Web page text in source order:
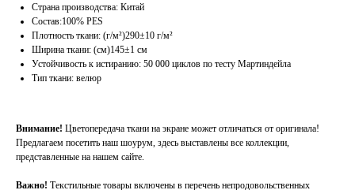
Страна производства: Китай
Состав:100% PES
Плотность ткани: (г/м²)290±10 г/м²
Ширина ткани: (см)145±1 см
Устойчивость к истиранию: 50 000 циклов по тесту Мартиндейла
Тип ткани: велюр
Внимание! Цветопередача ткани на экране может отличаться от оригинала!
Предлагаем посетить наш шоурум, здесь выставлены все коллекции,
представленные на нашем сайте.
Важно! Текстильные товары включены в перечень непродовольственных